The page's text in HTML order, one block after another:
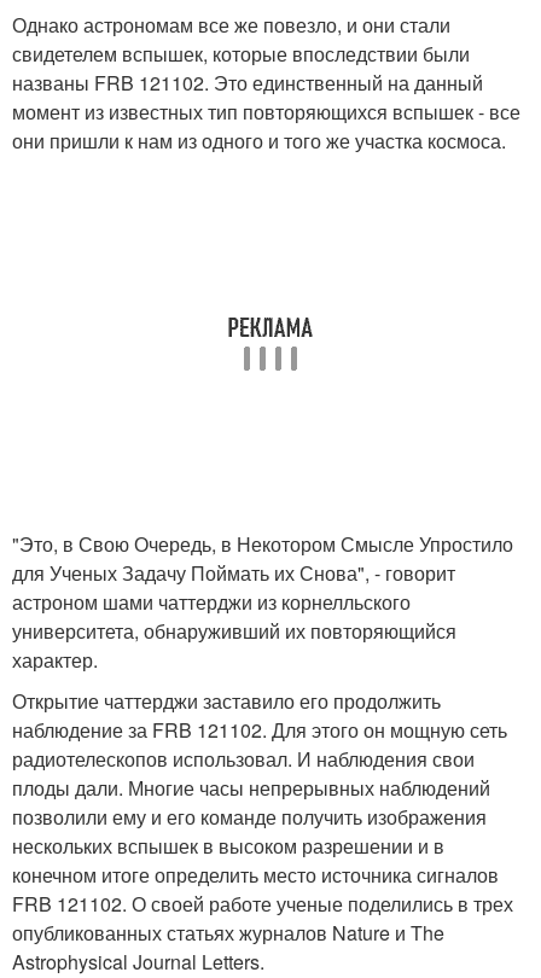
Однако астрономам все же повезло, и они стали
свидетелем вспышек, которые впоследствии были
названы FRB 121102. Это единственный на данный
момент из известных тип повторяющихся вспышек - все
они пришли к нам из одного и того же участка космоса.
"Это, в Свою Очередь, в Некотором Смысле Упростило
для Ученых Задачу Поймать их Снова", - говорит
астроном шами чаттерджи из корнелльского
университета, обнаруживший их повторяющийся
характер.
Открытие чаттерджи заставило его продолжить
наблюдение за FRB 121102. Для этого он мощную сеть
радиотелескопов использовал. И наблюдения свои
плоды дали. Многие часы непрерывных наблюдений
позволили ему и его команде получить изображения
нескольких вспышек в высоком разрешении и в
конечном итоге определить место источника сигналов
FRB 121102. О своей работе ученые поделились в трех
опубликованных статьях журналов Nature и The
Astrophysical Journal Letters.